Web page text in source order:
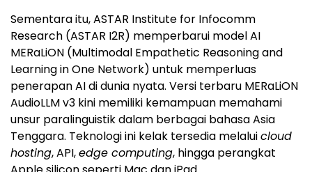
Sementara itu, ASTAR Institute for Infocomm
Research (ASTAR I2R) memperbarui model AI
MERaLiON (Multimodal Empathetic Reasoning and
Learning in One Network) untuk memperluas
penerapan AI di dunia nyata. Versi terbaru MERaLiON
AudioLLM v3 kini memiliki kemampuan memahami
unsur paralinguistik dalam berbagai bahasa Asia
Tenggara. Teknologi ini kelak tersedia melaluicloud
hosting, API,edge computing, hingga perangkat